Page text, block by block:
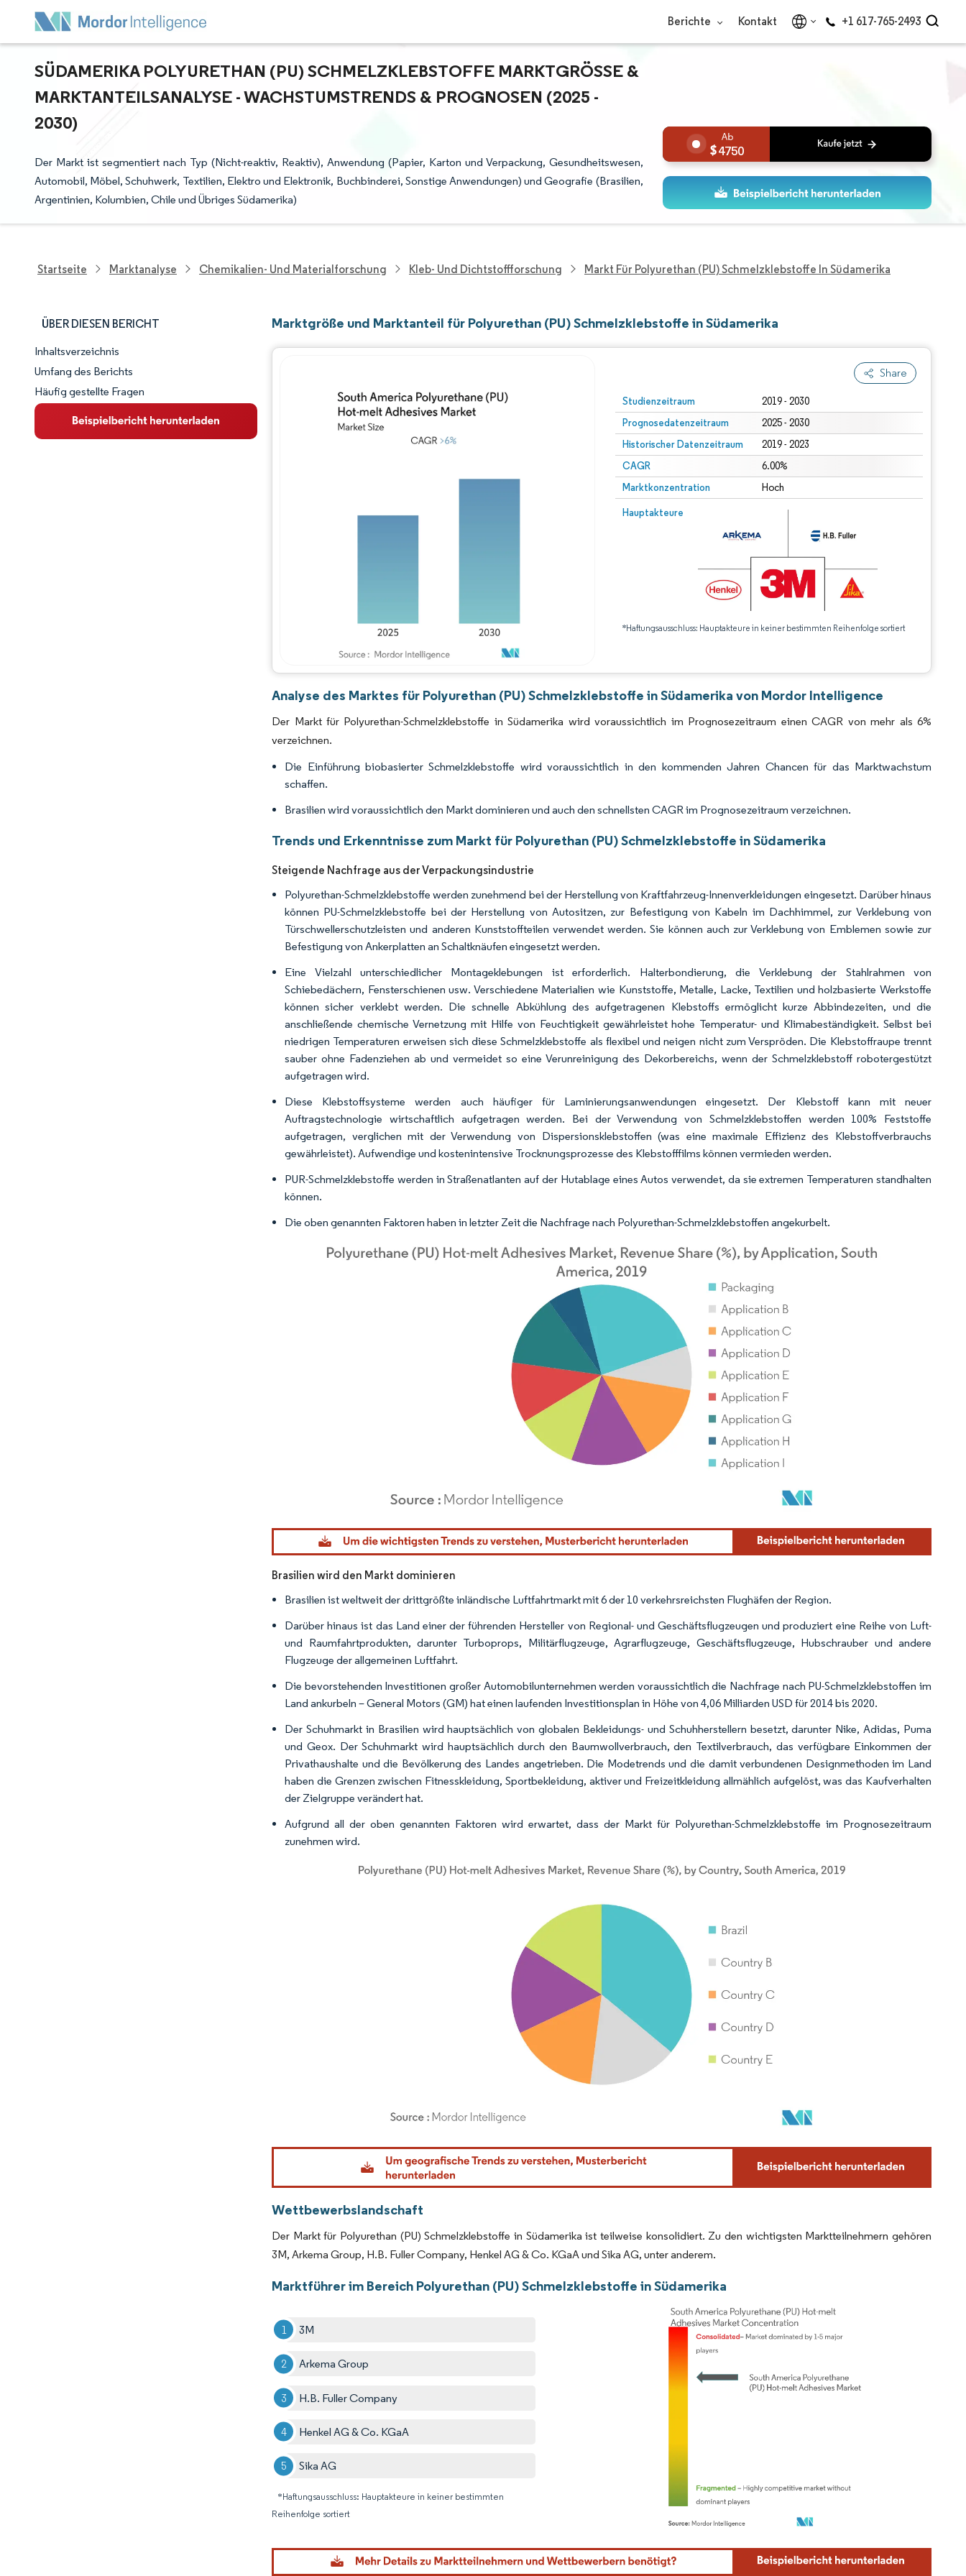
Berichte Kontakt +1 617-765-2493
SÜDAMERIKA POLYURETHAN (PU) SCHMELZKLEBSTOFFE MARKTGRÖSSE & M
ARKTANTEILSANALYSE - WACHSTUMSTRENDS & PROGNOSEN (2025 - 2
030)
Der Markt ist segmentiert nach Typ (Nicht-reaktiv, Reaktiv), Anwendung (Papier, Karton und Verpackung, Gesundheitswesen,
Automobil, Möbel, Schuhwerk, Textilien, Elektro und Elektronik, Buchbinderei, Sonstige Anwendungen) und Geografie (Brasilien,
Argentinien, Kolumbien, Chile und Übriges Südamerika)
4750
Startseite Marktanalyse Chemikalien- Und Materialforschung Kleb- Und Dichtstoffforschung Markt Für Polyurethan (PU) Schmelzklebstoffe In Südamerika
ÜBER DIESEN BERICHT
Marktschnappschuss
Marktübersicht
Wichtige Markttrends
Inhaltsverzeichnis
Umfang des Berichts
Häufig gestellte Fragen
Marktgröße und Marktanteil für Polyurethan (PU) Schmelzklebstoffe in Südamerika
Share
Studienzeitraum 2019 - 2030
Prognosedatenzeitraum 2025 - 2030
Historischer Datenzeitraum 2019 - 2023
CAGR 6.00%
Marktkonzentration Hoch
Hauptakteure
*Haftungsausschluss: Hauptakteure in keiner bestimmten Reihenfolge sortiert
Analyse des Marktes für Polyurethan (PU) Schmelzklebstoffe in Südamerika von Mordor Intelligence
Der Markt für Polyurethan-Schmelzklebstoffe in Südamerika wird voraussichtlich im Prognosezeitraum einen CAGR von mehr als 6%
verzeichnen.
Die Einführung biobasierter Schmelzklebstoffe wird voraussichtlich in den kommenden Jahren Chancen für das Marktwachstum
schaffen.
Brasilien wird voraussichtlich den Markt dominieren und auch den schnellsten CAGR im Prognosezeitraum verzeichnen.
Trends und Erkenntnisse zum Markt für Polyurethan (PU) Schmelzklebstoffe in Südamerika
Steigende Nachfrage aus der Verpackungsindustrie
Polyurethan-Schmelzklebstoffe werden zunehmend bei der Herstellung von Kraftfahrzeug-Innenverkleidungen eingesetzt. Darüber hinaus
können PU-Schmelzklebstoffe bei der Herstellung von Autositzen, zur Befestigung von Kabeln im Dachhimmel, zur Verklebung von
Türschwellerschutzleisten und anderen Kunststoffteilen verwendet werden. Sie können auch zur Verklebung von Emblemen sowie zur
Befestigung von Ankerplatten an Schaltknäufen eingesetzt werden.
Eine Vielzahl unterschiedlicher Montageklebungen ist erforderlich. Halterbondierung, die Verklebung der Stahlrahmen von
Schiebedächern, Fensterschienen usw. Verschiedene Materialien wie Kunststoffe, Metalle, Lacke, Textilien und holzbasierte Werkstoffe
können sicher verklebt werden. Die schnelle Abkühlung des aufgetragenen Klebstoffs ermöglicht kurze Abbindezeiten, und die
anschließende chemische Vernetzung mit Hilfe von Feuchtigkeit gewährleistet hohe Temperatur- und Klimabeständigkeit. Selbst bei
niedrigen Temperaturen erweisen sich diese Schmelzklebstoffe als flexibel und neigen nicht zum Verspröden. Die Klebstoffraupe trennt
sauber ohne Fadenziehen ab und vermeidet so eine Verunreinigung des Dekorbereichs, wenn der Schmelzklebstoff robotergestützt
aufgetragen wird.
Diese Klebstoffsysteme werden auch häufiger für Laminierungsanwendungen eingesetzt. Der Klebstoff kann mit neuer
Auftragstechnologie wirtschaftlich aufgetragen werden. Bei der Verwendung von Schmelzklebstoffen werden 100% Feststoffe
aufgetragen, verglichen mit der Verwendung von Dispersionsklebstoffen (was eine maximale Effizienz des Klebstoffverbrauchs
gewährleistet). Aufwendige und kostenintensive Trocknungsprozesse des Klebstofffilms können vermieden werden.
PUR-Schmelzklebstoffe werden in Straßenatlanten auf der Hutablage eines Autos verwendet, da sie extremen Temperaturen standhalten
können.
Die oben genannten Faktoren haben in letzter Zeit die Nachfrage nach Polyurethan-Schmelzklebstoffen angekurbelt.
Bild © Mordor Intelligence. Wiederverwendung erfordert Namensnennung gemäß CC BY 4.0.
Brasilien wird den Markt dominieren
Brasilien ist weltweit der drittgrößte inländische Luftfahrtmarkt mit 6 der 10 verkehrsreichsten Flughäfen der Region.
Darüber hinaus ist das Land einer der führenden Hersteller von Regional- und Geschäftsflugzeugen und produziert eine Reihe von Luft-
und Raumfahrtprodukten, darunter Turboprops, Militärflugzeuge, Agrarflugzeuge, Geschäftsflugzeuge, Hubschrauber und andere
Flugzeuge der allgemeinen Luftfahrt.
Die bevorstehenden Investitionen großer Automobilunternehmen werden voraussichtlich die Nachfrage nach PU-Schmelzklebstoffen im
Land ankurbeln – General Motors (GM) hat einen laufenden Investitionsplan in Höhe von 4,06 Milliarden USD für 2014 bis 2020.
Der Schuhmarkt in Brasilien wird hauptsächlich von globalen Bekleidungs- und Schuhherstellern besetzt, darunter Nike, Adidas, Puma
und Geox. Der Schuhmarkt wird hauptsächlich durch den Baumwollverbrauch, den Textilverbrauch, das verfügbare Einkommen der
Privathaushalte und die Bevölkerung des Landes angetrieben. Die Modetrends und die damit verbundenen Designmethoden im Land
haben die Grenzen zwischen Fitnesskleidung, Sportbekleidung, aktiver und Freizeitkleidung allmählich aufgelöst, was das Kaufverhalten
der Zielgruppe verändert hat.
Aufgrund all der oben genannten Faktoren wird erwartet, dass der Markt für Polyurethan-Schmelzklebstoffe im Prognosezeitraum
zunehmen wird.
Bild © Mordor Intelligence. Wiederverwendung erfordert Namensnennung gemäß CC BY 4.0.
Wettbewerbslandschaft
Der Markt für Polyurethan (PU) Schmelzklebstoffe in Südamerika ist teilweise konsolidiert. Zu den wichtigsten Marktteilnehmern gehören
3M, Arkema Group, H.B. Fuller Company, Henkel AG & Co. KGaA und Sika AG, unter anderem.
Marktführer im Bereich Polyurethan (PU) Schmelzklebstoffe in Südamerika
3M
Arkema Group
H.B. Fuller Company
Henkel AG & Co. KGaA
Sika AG
*Haftungsausschluss: Hauptakteure in keiner bestimmten
Reihenfolge sortiert
Bild © Mordor Intelligence. Wiederverwendung erfordert Namensnennung gemäß CC BY 4.0.